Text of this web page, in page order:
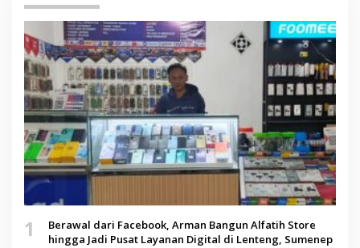
1
Berawal dari Facebook, Arman Bangun Alfatih Store
hingga Jadi Pusat Layanan Digital di Lenteng, Sumenep